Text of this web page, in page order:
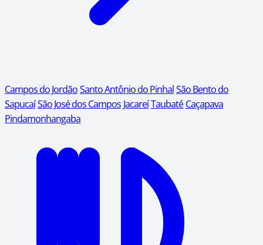
Campos do JordãoSanto Antônio do PinhalSão Bento do
SapucaíSão José dos Campos JacareíTaubaté Caçapava
Pindamonhangaba